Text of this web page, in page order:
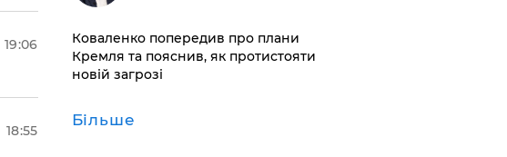
19:06
18:55
Коваленко попередив про плани
Кремля та пояснив, як протистояти
новій загрозі
Більше